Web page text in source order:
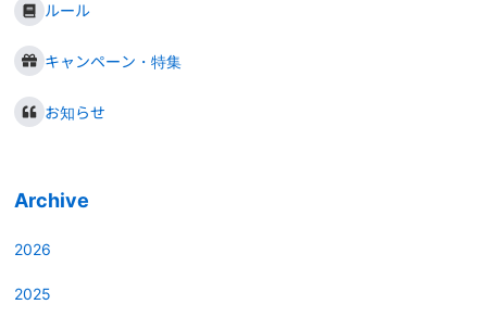
ルール
キャンペーン・特集
お知らせ
Archive
2026
2025